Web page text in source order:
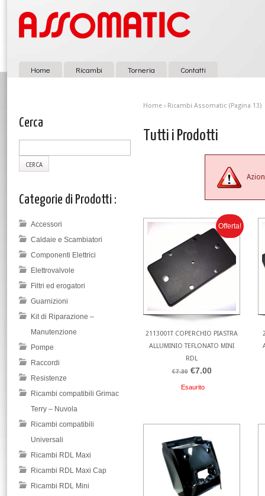
Home Ricambi Torneria Contatti
Home › Ricambi Assomatic (Pagina 13)
Tutti i Prodotti
Offerta!
2113001T COPERCHIO PIASTRA
ALLUMINIO TEFLONATO MINI
RDL
€7.30 €7.00
Esaurito
Cerca
Categorie di Prodotti :
Accessori
Caldaie e Scambiatori
Componenti Elettrici
Elettrovalvole
Filtri ed erogatori
Guarnizioni
Kit di Riparazione –
Manutenzione
Pompe
Raccordi
Resistenze
Ricambi compatibili Grimac
Terry – Nuvola
Ricambi compatibili
Universali
Ricambi RDL Maxi
Ricambi RDL Maxi Cap
Ricambi RDL Mini